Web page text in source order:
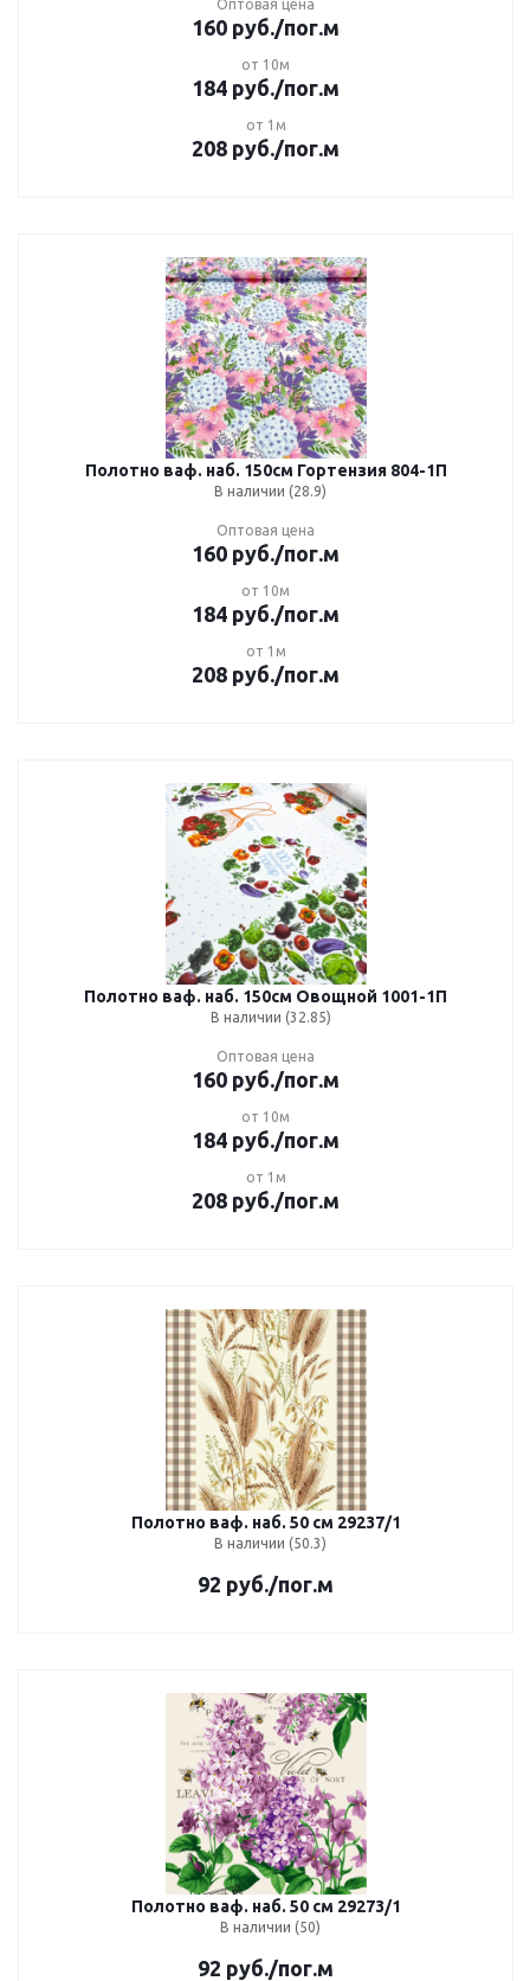
Оптовая цена
160 руб./пог.м
от 10м
184 руб./пог.м
от 1м
208 руб./пог.м
Полотно ваф. наб. 150см Гортензия 804-1П
В наличии (28.9)
Оптовая цена
160 руб./пог.м
от 10м
184 руб./пог.м
от 1м
208 руб./пог.м
Полотно ваф. наб. 150см Овощной 1001-1П
В наличии (32.85)
Оптовая цена
160 руб./пог.м
от 10м
184 руб./пог.м
от 1м
208 руб./пог.м
Полотно ваф. наб. 50 см 29237/1
В наличии (50.3)
92 руб./пог.м
Полотно ваф. наб. 50 см 29273/1
В наличии (50)
92 руб./пог.м